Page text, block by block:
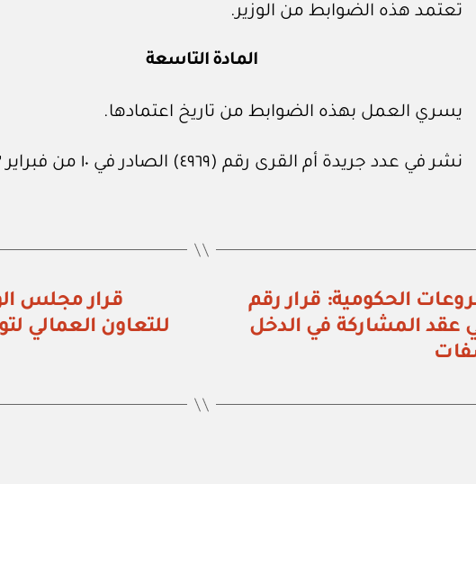
تعتمد هذه الضوابط من الوزير.
المادة التاسعة
يسري العمل بهذه الضوابط من تاريخ اعتمادها.
نشر في عدد جريدة أم القرى رقم (٤٩٦٩) الصادر في ١٠ من فبراير ٢٠٢٣م.
الحكومية: قرار رقم
عقد المشاركة في الدخل
للتعاون العمالي